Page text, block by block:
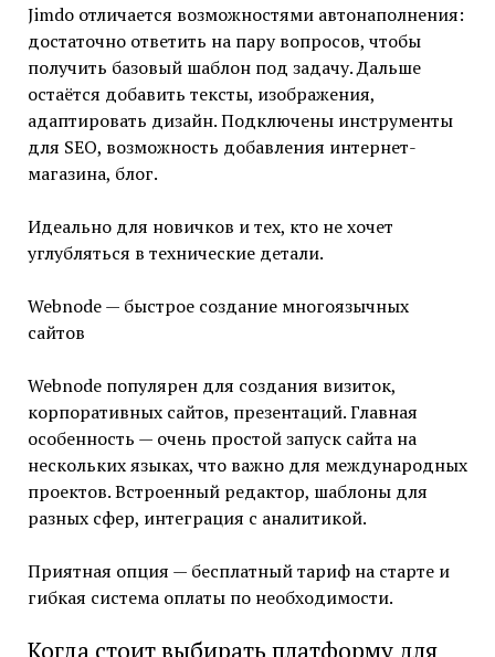
Jimdo отличается возможностями автонаполнения:
достаточно ответить на пару вопросов, чтобы
получить базовый шаблон под задачу. Дальше
остаётся добавить тексты, изображения,
адаптировать дизайн. Подключены инструменты
для SEO, возможность добавления интернет-
магазина, блог.
Идеально для новичков и тех, кто не хочет
углубляться в технические детали.
Webnode — быстрое создание многоязычных
сайтов
Webnode популярен для создания визиток,
корпоративных сайтов, презентаций. Главная
особенность — очень простой запуск сайта на
нескольких языках, что важно для международных
проектов. Встроенный редактор, шаблоны для
разных сфер, интеграция с аналитикой.
Приятная опция — бесплатный тариф на старте и
гибкая система оплаты по необходимости.
Когда стоит выбирать платформу для